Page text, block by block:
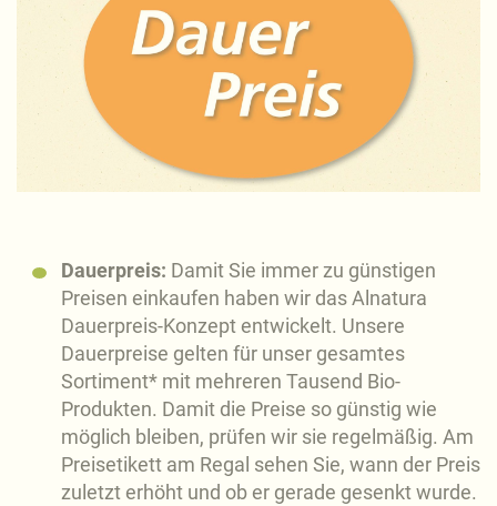
Dauerpreis: Damit Sie immer zu günstigen
Preisen einkaufen haben wir das Alnatura
Dauerpreis-Konzept entwickelt. Unsere
Dauerpreise gelten für unser gesamtes
Sortiment* mit mehreren Tausend Bio-
Produkten. Damit die Preise so günstig wie
möglich bleiben, prüfen wir sie regelmäßig. Am
Preisetikett am Regal sehen Sie, wann der Preis
zuletzt erhöht und ob er gerade gesenkt wurde.